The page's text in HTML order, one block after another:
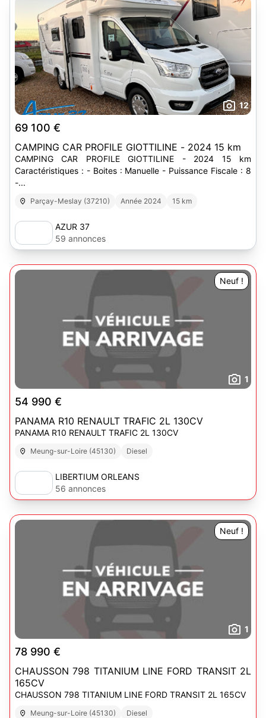
12
69 100 €
CAMPING CAR PROFILE GIOTTILINE - 2024 15 km
CAMPING CAR PROFILE GIOTTILINE - 2024 15 km
Caractéristiques : - Boites : Manuelle - Puissance Fiscale : 8
-...
Parçay-Meslay (37210) Année 2024 15 km
AZUR 37
59 annonces
Neuf !
1
54 990 €
PANAMA R10 RENAULT TRAFIC 2L 130CV
PANAMA R10 RENAULT TRAFIC 2L 130CV
Meung-sur-Loire (45130) Diesel
LIBERTIUM ORLEANS
56 annonces
Neuf !
1
78 990 €
CHAUSSON 798 TITANIUM LINE FORD TRANSIT 2L
165CV
CHAUSSON 798 TITANIUM LINE FORD TRANSIT 2L 165CV
Meung-sur-Loire (45130) Diesel